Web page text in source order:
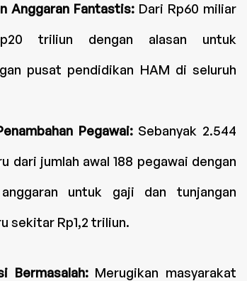
Anggaran Fantastis: Dari Rp60 miliar
triliun dengan alasan untuk
pusat pendidikan HAM di seluruh
Pegawai: Sebanyak 2.544
dari jumlah awal 188 pegawai dengan
untuk gaji dan tunjangan
sekitar Rp1,2 triliun.
Bermasalah: Merugikan masyarakat